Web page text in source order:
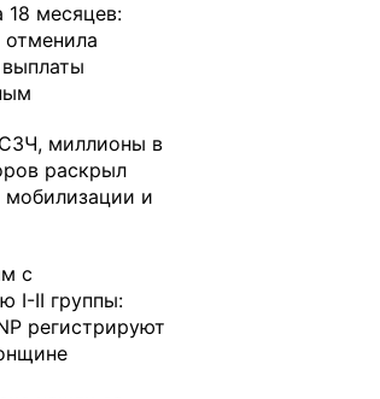
18 месяцев:
отменила
миллионы в
раскрыл
и
с
I-II группы:
регистрируют